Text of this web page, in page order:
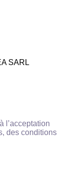
SARL
l’acceptation
des conditions